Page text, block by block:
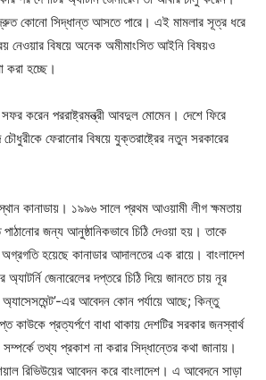
দ্রুত কোনো সিদ্ধান্ত আসতে পারে। এই মামলার সূত্র ধরে
নেওয়ার বিষয়ে অনেক অমীমাংসিত আইনি বিষয়ও
করা হচ্ছে।
করেন পররাষ্ট্রমন্ত্রী আবদুল মোমেন। দেশে ফিরে
ফেরানোর বিষয়ে যুক্তরাষ্ট্রের নতুন সরকারের
কানাডায়। ১৯৯৬ সালে প্রথম আওয়ামী লীগ ক্ষমতায়
জন্য আনুষ্ঠানিকভাবে চিঠি দেওয়া হয়। তাকে
হয়েছে কানাডার আদালতের এক রায়ে। বাংলাদেশ
জেনারেলের দপ্তরে চিঠি দিয়ে জানতে চায় নূর
অ্যাসেসমেন্ট’-এর আবেদন কোন পর্যায়ে আছে; কিন্তু
কাউকে প্রত্যর্পণে বাধা থাকায় দেশটির সরকার জনস্বার্থ
সম্পর্কে তথ্য প্রকাশ না করার সিদ্ধান্তের কথা জানায়।
রিভিউয়ের আবেদন করে বাংলাদেশ। এ আবেদনে সাড়া